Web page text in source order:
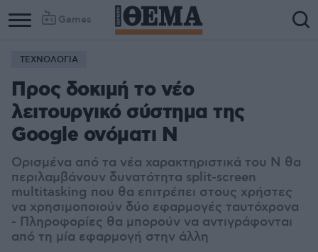
Games
ΤΕΧΝΟΛΟΓΙΑ
Προς δοκιμή το νέο
λειτουργικό σύστημα της
Google ονόματι N
Ορισμένα από τα νέα χαρακτηριστικά του N θα
περιλαμβάνουν δυνατότητα split-screen
multitasking που θα επιτρέπει στους χρήστες
να χρησιμοποιούν δύο εφαρμογές ταυτόχρονα
- Πληροφορίες θα μπορούν να αντιγράφονται
από τη μία εφαρμογή στην άλλη